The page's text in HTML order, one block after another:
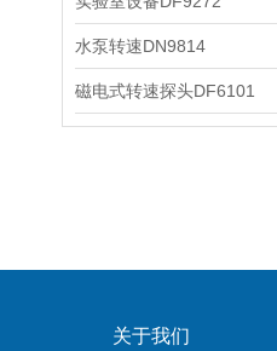
水泵转速DN9814
磁电式转速探头DF6101
关于我们